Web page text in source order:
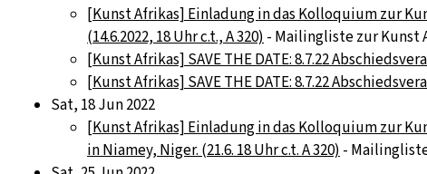
[Kunst Afrikas] Einladung in das Kolloquium zur
(14.6.2022, 18 Uhr c.t., A 320) - Mailingliste zur Kunst
[Kunst Afrikas] SAVE THE DATE: 8.7.22
[Kunst Afrikas] SAVE THE DATE: 8.7.22
Sat, 18 Jun 2022
[Kunst Afrikas] Einladung in das Kolloquium zur
in Niamey, Niger. (21.6. 18 Uhr c.t. A 320) -